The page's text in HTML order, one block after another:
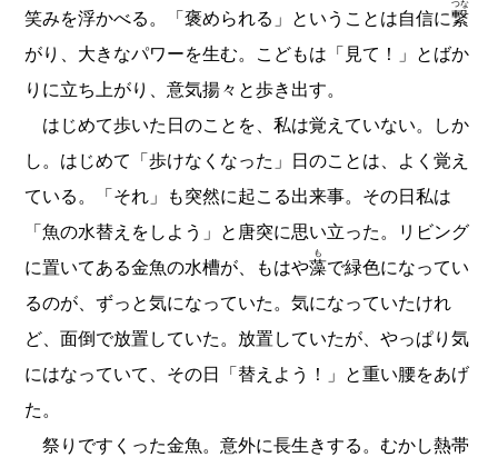
笑みを浮かべる。「褒められる」ということは自信に繋
つな
がり、大きなパワーを生む。こどもは「見て！」とばか
りに立ち上がり、意気揚々と歩き出す。
はじめて歩いた日のことを、私は覚えていない。しか
し。はじめて「歩けなくなった」日のことは、よく覚え
ている。「それ」も突然に起こる出来事。その日私は
「魚の水替えをしよう」と唐突に思い立った。リビング
に置いてある金魚の水槽が、もはや藻
も
で緑色になってい
るのが、ずっと気になっていた。気になっていたけれ
ど、面倒で放置していた。放置していたが、やっぱり気
にはなっていて、その日「替えよう！」と重い腰をあげ
た。
祭りですくった金魚。意外に長生きする。むかし熱帯